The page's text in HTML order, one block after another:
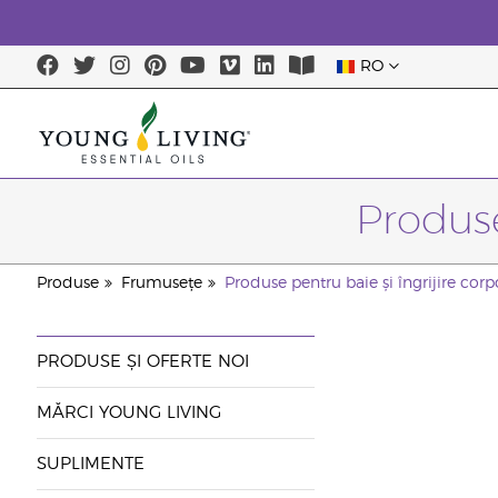
RO
Produse Frumusețe Produse pentru baie și îngrijire
PRODUSE ȘI OFERTE NOI
MĂRCI YOUNG LIVING
SUPLIMENTE